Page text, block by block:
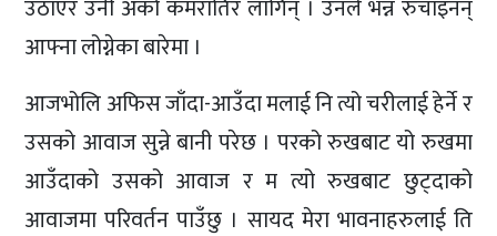
उठाएर उनी अर्को कमरातिर लागिन् । उनले भन्न रुचाइनन्
आफ्ना लोग्नेका बारेमा ।
आजभोलि अफिस जाँदा-आउँदा मलाई नि त्यो चरीलाई हेर्ने र
उसको आवाज सुन्ने बानी परेछ । परको रुखबाट यो रुखमा
आउँदाको उसको आवाज र म त्यो रुखबाट छुट्दाको
आवाजमा परिवर्तन पाउँछु । सायद मेरा भावनाहरुलाई ति